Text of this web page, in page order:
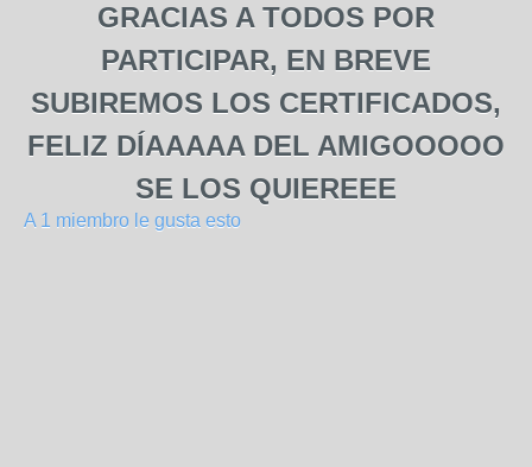
GRACIAS A TODOS POR
PARTICIPAR, EN BREVE
SUBIREMOS LOS CERTIFICADOS,
FELIZ DÍAAAAA DEL AMIGOOOOO
SE LOS QUIEREEE
A 1 miembro le gusta esto